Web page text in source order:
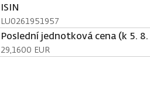
ISIN
LU0261951957
Poslední jednotková cena (k 5.
29,1600 EUR